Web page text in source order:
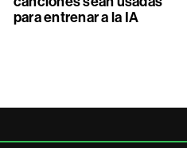
para entrenar a la IA